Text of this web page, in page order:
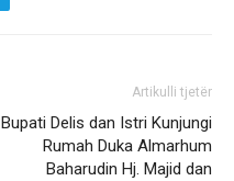
Artikulli tjetër
Bupati Delis dan Istri Kunjungi
Rumah Duka Almarhum
Baharudin Hj. Majid dan